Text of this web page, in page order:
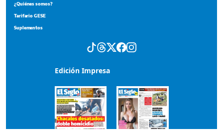
¿Quiénes somos?
Tarifario GESE
Suplementos
Edición Impresa